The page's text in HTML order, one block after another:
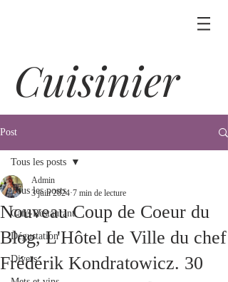
Cuisinier
Post
Tous les posts
Café-Restaurant
Dégustation
Divers
Tous les posts
Nouveau Coup de Coeur du
Blog, L'Hôtel de Ville du chef
Frédérik Kondratowicz. 30
Admin
3 juin 2024 7 min de lecture